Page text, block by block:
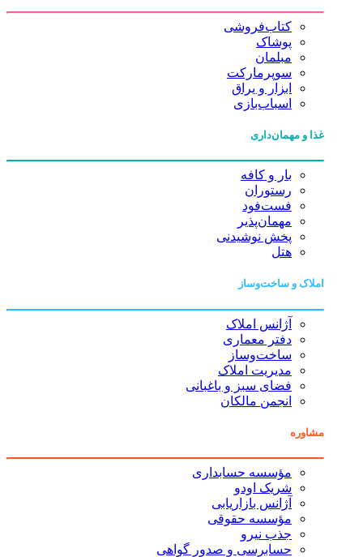
کتاب‌فروشی
پوشاک
مبلمان
سوپرمارکت
ابزار و یراق
اسباب‌بازی
غذا و مهمان‌داری
بار و کافه
رستوران
فست‌فود
مهمان‌پذیر
پخش نوشیدنی
هتل
املاک و ساخت‌وساز
آژانس املاک
دفتر معماری
ساخت‌وساز
مدیریت املاک
فضای سبز و باغبانی
انجمن مالکان
مشاوره
مؤسسه حسابداری
شریک اودو
آژانس بازاریابی
مؤسسه حقوقی
جذب نیرو
حسابرسی و صدور گواهی